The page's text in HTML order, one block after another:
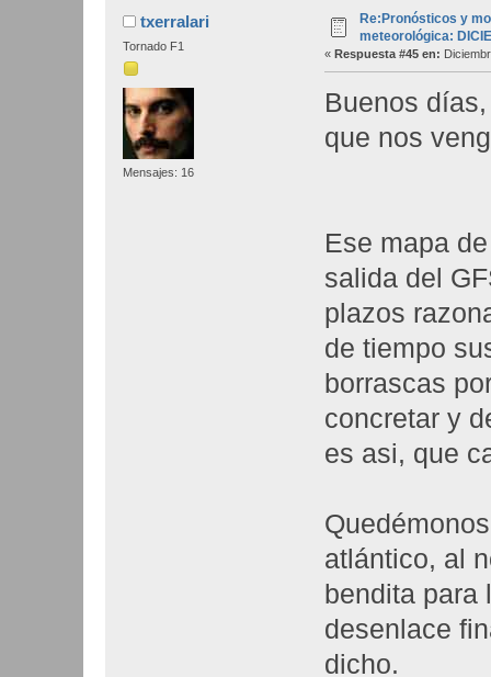
txerralari
Tornado F1
Mensajes: 16
Re:Pronósticos y
meteorológica:
« Respuesta #45 en:
Buenos
que nos
Ese mapa
salida del
plazos
de tiempo
borrascas
concretar y
es asi, que
atlántico, al
bendita para
desenlace
dicho.